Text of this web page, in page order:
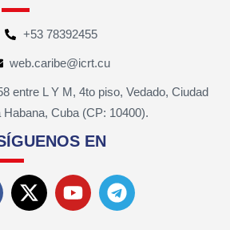
+53 78392455
web.caribe@icrt.cu
entre L Y M, 4to piso, Vedado, Ciudad
Habana, Cuba (CP: 10400).
EN